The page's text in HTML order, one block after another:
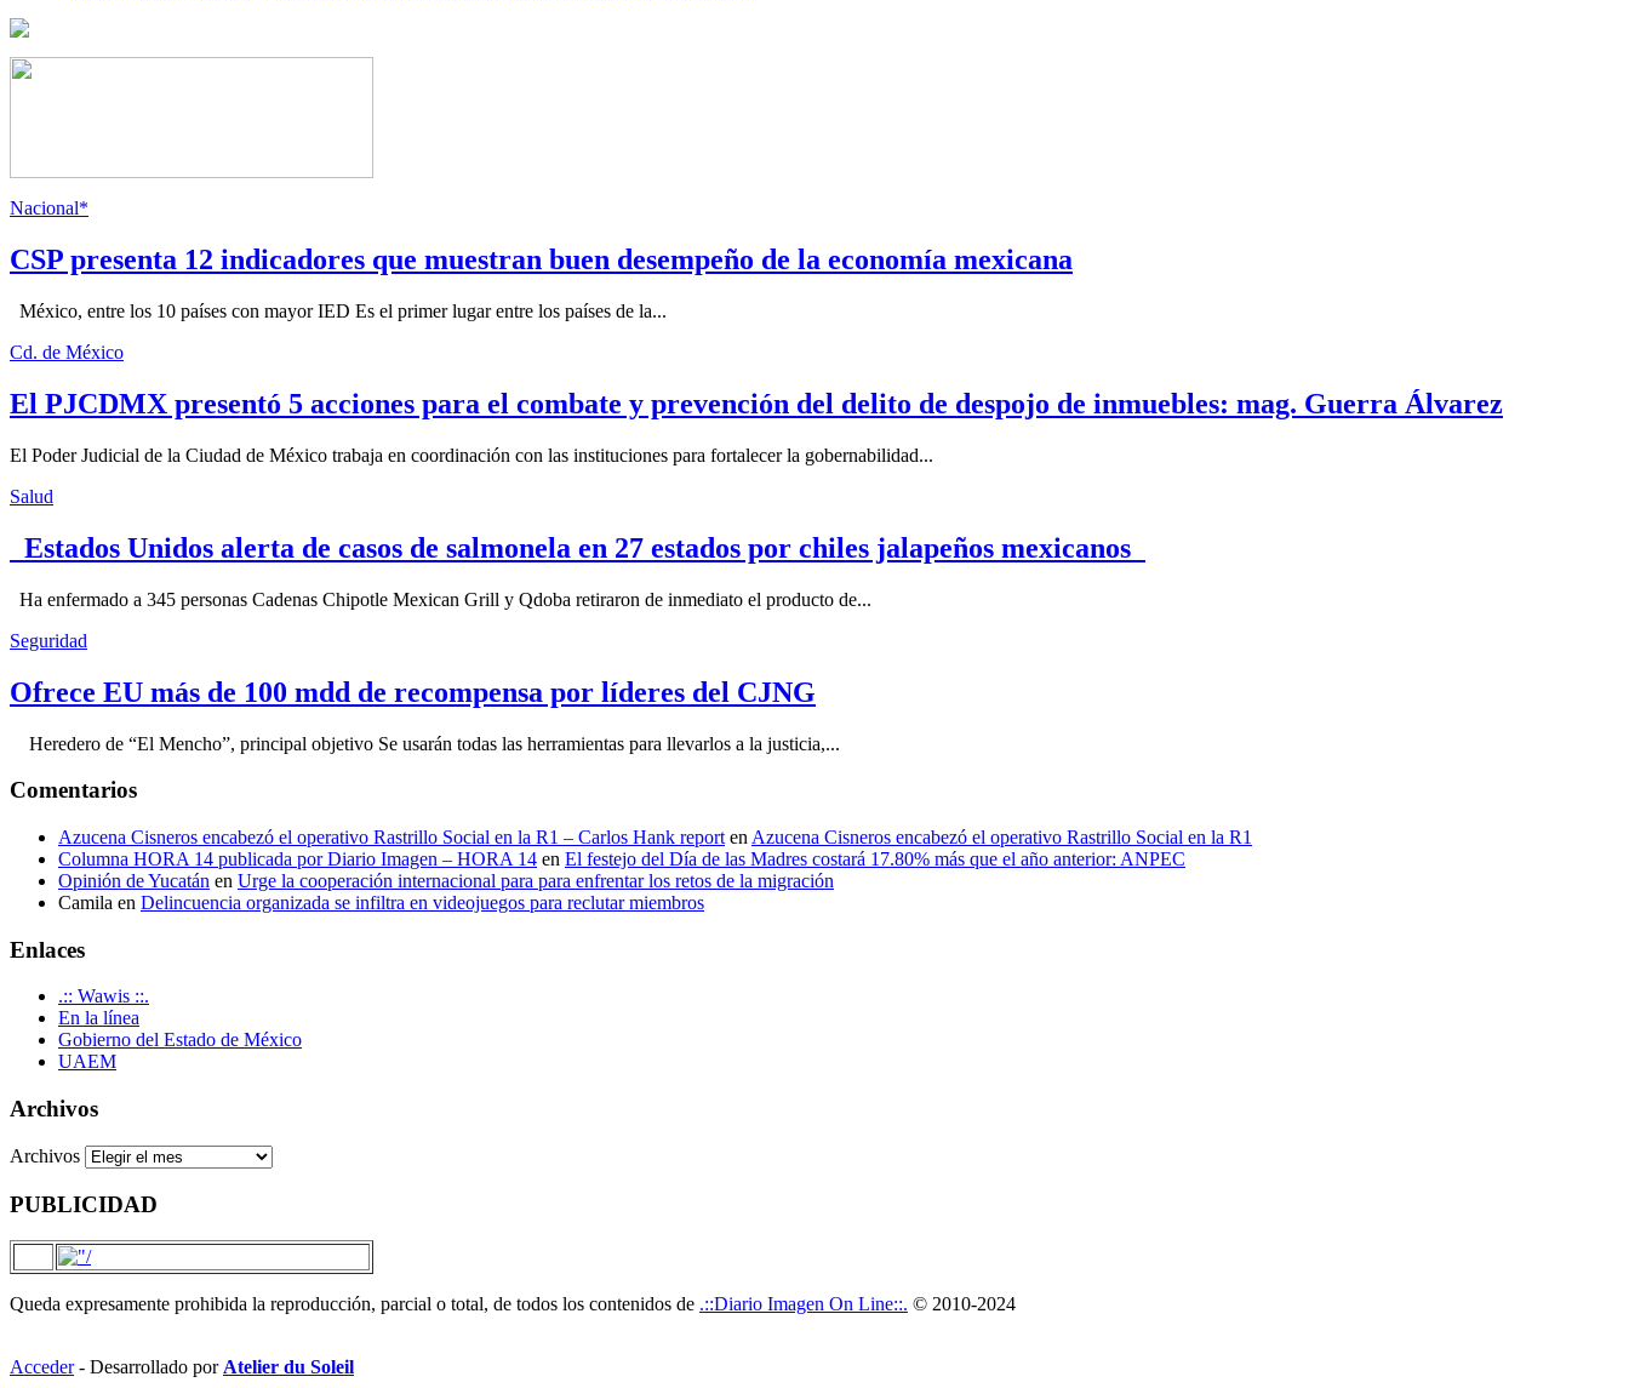
Nacional*
CSP presenta 12 indicadores que muestran buen desempeño de la economía mexicana
México, entre los 10 países con mayor IED Es el primer lugar entre los países de la...
Cd. de México
El PJCDMX presentó 5 acciones para el combate y prevención del delito de despojo de inmuebles: mag. Guerra Álvarez
El Poder Judicial de la Ciudad de México trabaja en coordinación con las instituciones para fortalecer la gobernabilidad...
Salud
Estados Unidos alerta de casos de salmonela en 27 estados por chiles jalapeños mexicanos
Ha enfermado a 345 personas Cadenas Chipotle Mexican Grill y Qdoba retiraron de inmediato el producto de...
Seguridad
Ofrece EU más de 100 mdd de recompensa por líderes del CJNG
Heredero de “El Mencho”, principal objetivo Se usarán todas las herramientas para llevarlos a la justicia,...
Comentarios
Azucena Cisneros encabezó el operativo Rastrillo Social en la R1 – Carlos Hank report en Azucena Cisneros encabezó el operativo Rastrillo Social en la R1
Columna HORA 14 publicada por Diario Imagen – HORA 14 en El festejo del Día de las Madres costará 17.80% más que el año anterior: ANPEC
Opinión de Yucatán en Urge la cooperación internacional para para enfrentar los retos de la migración
Camila en Delincuencia organizada se infiltra en videojuegos para reclutar miembros
Enlaces
.:: Wawis ::.
En la línea
Gobierno del Estado de México
UAEM
Archivos
Archivos
PUBLICIDAD
Queda expresamente prohibida la reproducción, parcial o total, de todos los contenidos de .::Diario Imagen On Line::. © 2010-2024
Acceder - Desarrollado por Atelier du Soleil